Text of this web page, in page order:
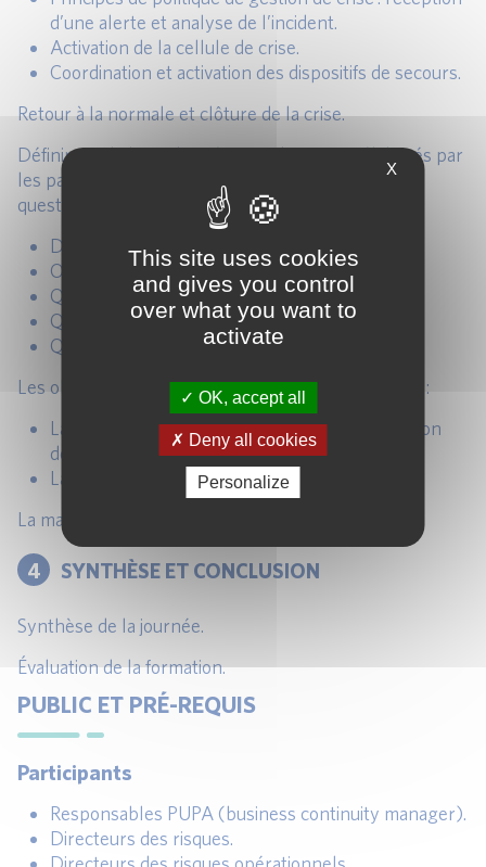
d’une alerte et analyse de l’incident.
Activation de la cellule de crise.
Coordination et activation des dispositifs de secours.
Retour à la normale et clôture de la crise.
Définir, sur la base de scénarios de sinistre élaborés par
les participants, la posture à adopter à partir des 5
questions clés :
De quoi s’agit-il ?
Où sont les pièges, les erreurs à éviter ?
Quels sont les acteurs ?
Quelles sont les décisions à prendre ?
Quelles sont les actions à lancer ?
Les objectifs de cette simulation sont de permettre :
La bonne compréhension et la bonne application
des règles de gestion de crise.
La maîtrise des principes de fonctionnement.
La maîtrise des procédures d’urgence.
4 SYNTHÈSE ET CONCLUSION
Synthèse de la journée.
Évaluation de la formation.
PUBLIC ET PRÉ-REQUIS
Participants
Responsables PUPA (business continuity manager).
Directeurs des risques.
X
This site uses cookies
and gives you control
over what you want to
activate
OK, accept all
Deny all cookies
Personalize